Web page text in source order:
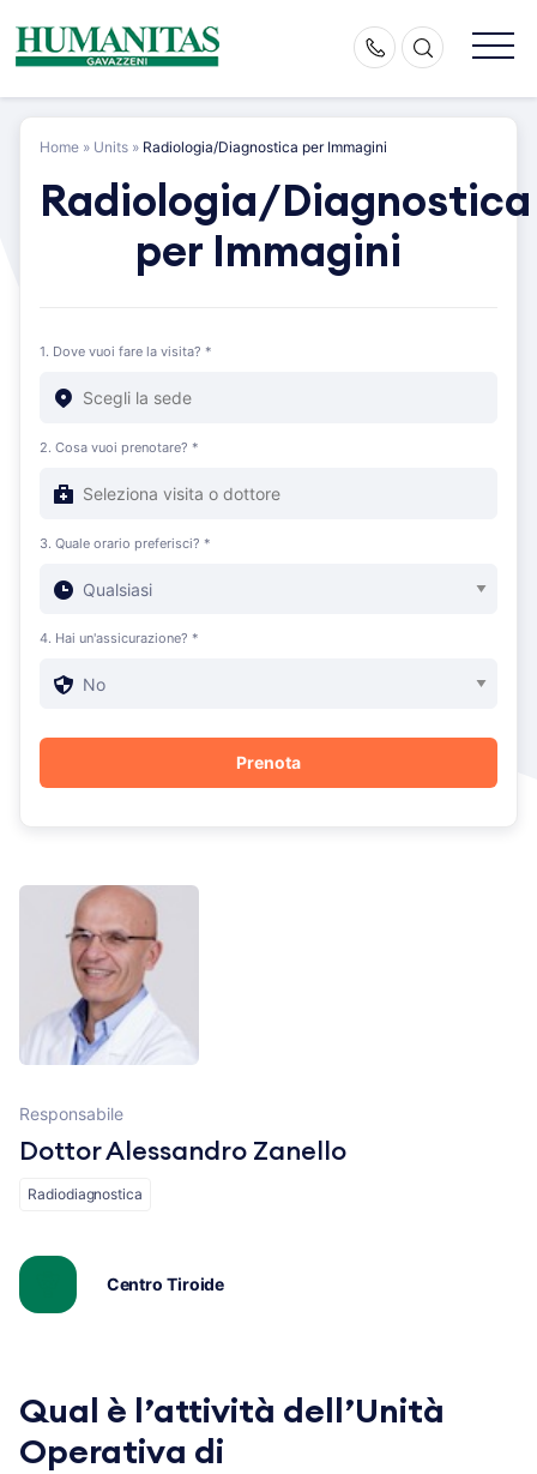
content
Home » Units » Radiologia/Diagnostica per Immagini
Radiologia/Diagnostica
per Immagini
1. Dove vuoi fare la visita? *
2. Cosa vuoi prenotare? *
3. Quale orario preferisci? *
4. Hai un'assicurazione? *
Qual è l’attività dell’Unità
Operativa di
Responsabile
Dottor Alessandro Zanello
Radiodiagnostica
Centro Tiroide